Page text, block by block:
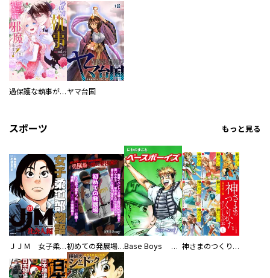
過保護な執事が私の婚活を邪魔してきます！ ヤマ台国
スポーツ もっと見る
ＪＪＭ 女子柔道部物語 社会人編 初めての発展場 【白抜き修正版】 Base Boys 新装版 神さまのつくりかた。スーパー大合本